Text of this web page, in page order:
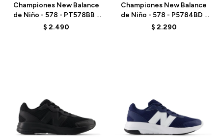
Championes New Balance
de Niño - 578 - PT578BB -
BLACK
$ 2.490
Championes New Balance
de Niño - 578 - P5784BD -
PINK
$ 2.290